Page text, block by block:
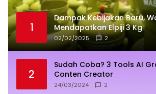
1
Dampak Kebijakan Baru,
Mendapatkan Elpiji 3 Kg
02/02/2025 2
2
Sudah Coba? 3 Tools AI
Conten Creator
24/03/2024 2